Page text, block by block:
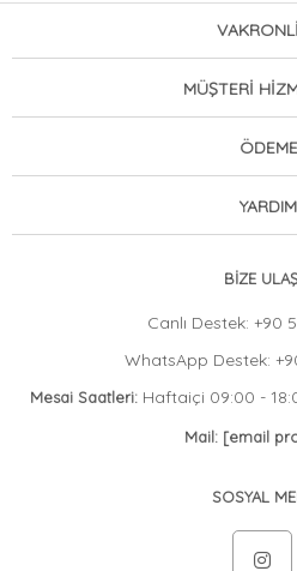
MÜŞTERİ
ÖDEME
YARDIM
BİZE
Canlı Destek: +90
WhatsApp Destek:
Mesai Saatleri: Haftaiçi 09:00 -
Mail: [email
SOSYAL